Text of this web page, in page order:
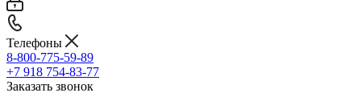
Телефоны
8-800-775-59-89
+7 918 754-83-77
Заказать звонок